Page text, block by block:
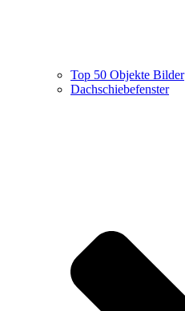
Top 50 Objekte Bilder
Dachschiebefenster